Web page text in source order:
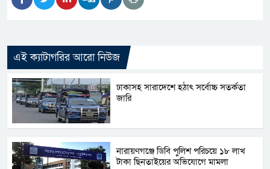
এই ক্যাটাগরির আরো নিউজ
ঢাকাসহ সারাদেশে হঠাৎ সর্বোচ্চ সতর্কতা
জা‌রি
নারায়ণগঞ্জে ডিবি পুলিশ পরিচয়ে ১৮ লাখ
টাকা ছিনতাইয়ের অভিযোগে মামলা